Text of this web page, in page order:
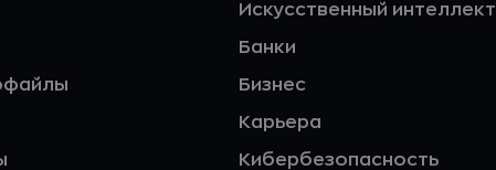
Искусственный интеллект
Банки
Бизнес
Карьера
Кибербезопасность